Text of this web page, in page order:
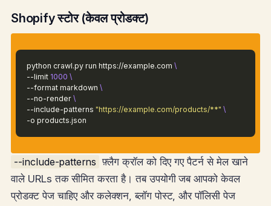
Shopify स्टोर (केवल प्रोडक्ट)
python crawl.py run https://example.com \
--limit 1000 \
--format markdown \
--no-render \
--include-patterns "https://example.com/products/**" \
-o products.json
--include-patterns फ़्लैग क्रॉल को दिए गए पैटर्न से मेल खाने
वाले URLs तक सीमित करता है। तब उपयोगी जब आपको केवल
प्रोडक्ट पेज चाहिए और कलेक्शन, ब्लॉग पोस्ट, और पॉलिसी पेज